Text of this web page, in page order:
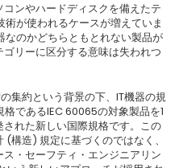
ンやハードディスクを備えたテ
が使われるケースが増えていま
のかどちらともとれない製品が
リーに区分する意味は失われつ
集約という背景の下、IT機器の規
であるIEC 60065の対象製品を1
れた新しい国際規格です。この
構造) 規定に基づくのではなく、
・セーフティ・エンジニアリン